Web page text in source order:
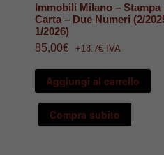
Immobili Milano – Stampa
Carta – Due Numeri (2/
1/2026)
85,00€ +18.7€ IVA
Aggiungi al carrello
Compra subito